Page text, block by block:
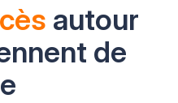
autour
de